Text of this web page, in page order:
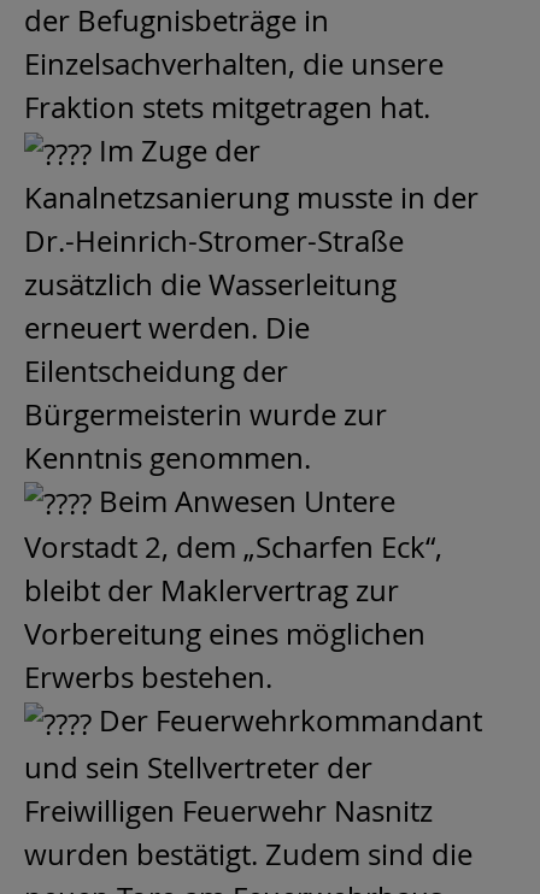
der Befugnisbeträge in
Einzelsachverhalten, die unsere
Fraktion stets mitgetragen hat.
Im Zuge der
Kanalnetzsanierung musste in der
Dr.-Heinrich-Stromer-Straße
zusätzlich die Wasserleitung
erneuert werden. Die
Eilentscheidung der
Bürgermeisterin wurde zur
Kenntnis genommen.
Beim Anwesen Untere
Vorstadt 2, dem „Scharfen Eck“,
bleibt der Maklervertrag zur
Vorbereitung eines möglichen
Erwerbs bestehen.
Der Feuerwehrkommandant
und sein Stellvertreter der
Freiwilligen Feuerwehr Nasnitz
wurden bestätigt. Zudem sind die